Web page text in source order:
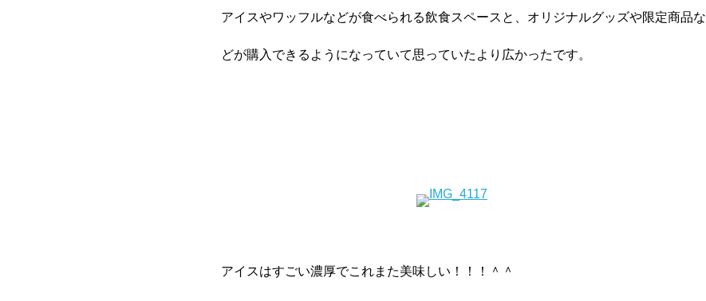
アイスやワッフルなどが食べられる飲食スペースと、オリジナルグッズや限定商品な
どが購入できるようになっていて思っていたより広かったです。
アイスはすごい濃厚でこれまた美味しい！！！＾＾